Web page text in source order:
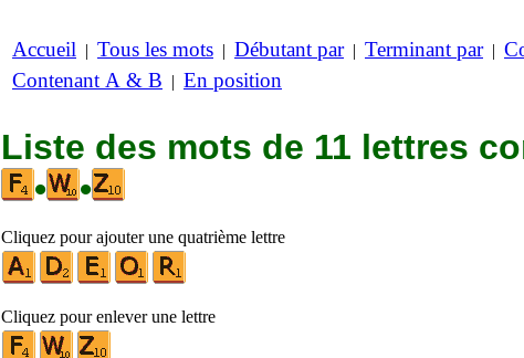
Accueil | Tous les mots | Débutant par| Terminant par|
Contenant A & B | En position
Liste des mots de 11 lettres
•
•
Cliquez pour ajouter une quatrième lettre
Cliquez pour enlever une lettre